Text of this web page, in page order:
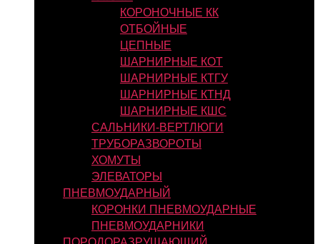
КОРОНОЧНЫЕ КК
ОТБОЙНЫЕ
ЦЕПНЫЕ
ШАРНИРНЫЕ КОТ
ШАРНИРНЫЕ КТГУ
ШАРНИРНЫЕ КТНД
ШАРНИРНЫЕ КШС
САЛЬНИКИ-ВЕРТЛЮГИ
ТРУБОРАЗВОРОТЫ
ХОМУТЫ
ЭЛЕВАТОРЫ
ПНЕВМОУДАРНЫЙ
КОРОНКИ ПНЕВМОУДАРНЫЕ
ПНЕВМОУДАРНИКИ